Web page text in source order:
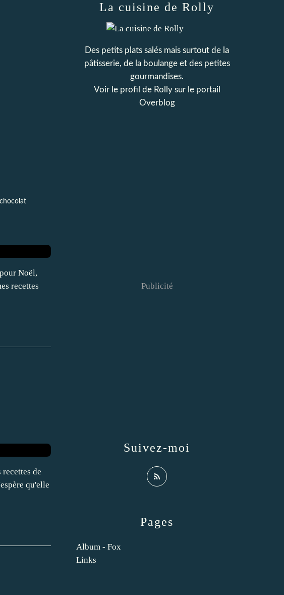
chocolat
Noël,
recettes
de
qu'elle
Pages
Album - Fox
Links
La cuisine de Rolly
Des petits plats salés mais surtout de la
pâtisserie, de la boulange et des petites
gourmandises.
Voir le profil de Rollysur le portail
Overblog
Suivez-moi
Publicité